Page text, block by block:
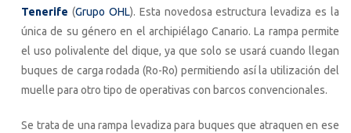
Tenerife (Grupo OHL). Esta novedosa estructura levadiza es la
única de su género en el archipiélago Canario. La rampa permite
el uso polivalente del dique, ya que solo se usará cuando llegan
buques de carga rodada (Ro-Ro) permitiendo así la utilización del
muelle para otro tipo de operativas con barcos convencionales.
Se trata de una rampa levadiza para buques que atraquen en ese